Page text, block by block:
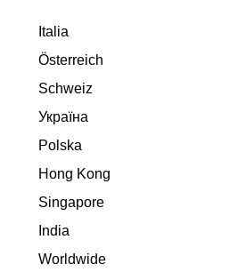
Italia
Österreich
Schweiz
Україна
Polska
Hong Kong
Singapore
India
Worldwide